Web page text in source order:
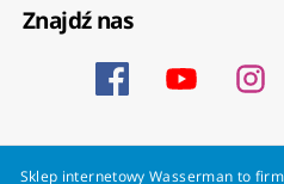
Znajdź nas
Sklep internetowy Wasserman to